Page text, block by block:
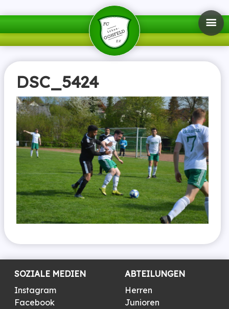
DSC_5424
SOZIALE MEDIEN
Instagram
Facebook
ABTEILUNGEN
Herren
Junioren